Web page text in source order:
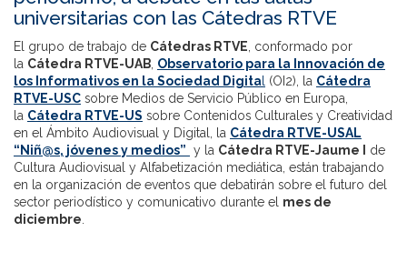
universitarias con las Cátedras RTVE
El grupo de trabajo de Cátedras RTVE , conformado por
la Cátedra RTVE-UAB Observatorio para la Innovación de
los Informativos en la Sociedad Digital (OI2), la Cátedra
RTVE-USC sobre Medios de Servicio Público en Europa,
la Cátedra RTVE-US sobre Contenidos Culturales y Creatividad
en el Ámbito Audiovisual y Digital, la Cátedra RTVE-USAL
“Niñ@s, jóvenes y medios” y la Cátedra RTVE-Jaume I de
Cultura Audiovisual y Alfabetización mediática, están trabajando
en la organización de eventos que debatirán sobre el futuro del
sector periodístico y comunicativo durante el mes de
diciembre